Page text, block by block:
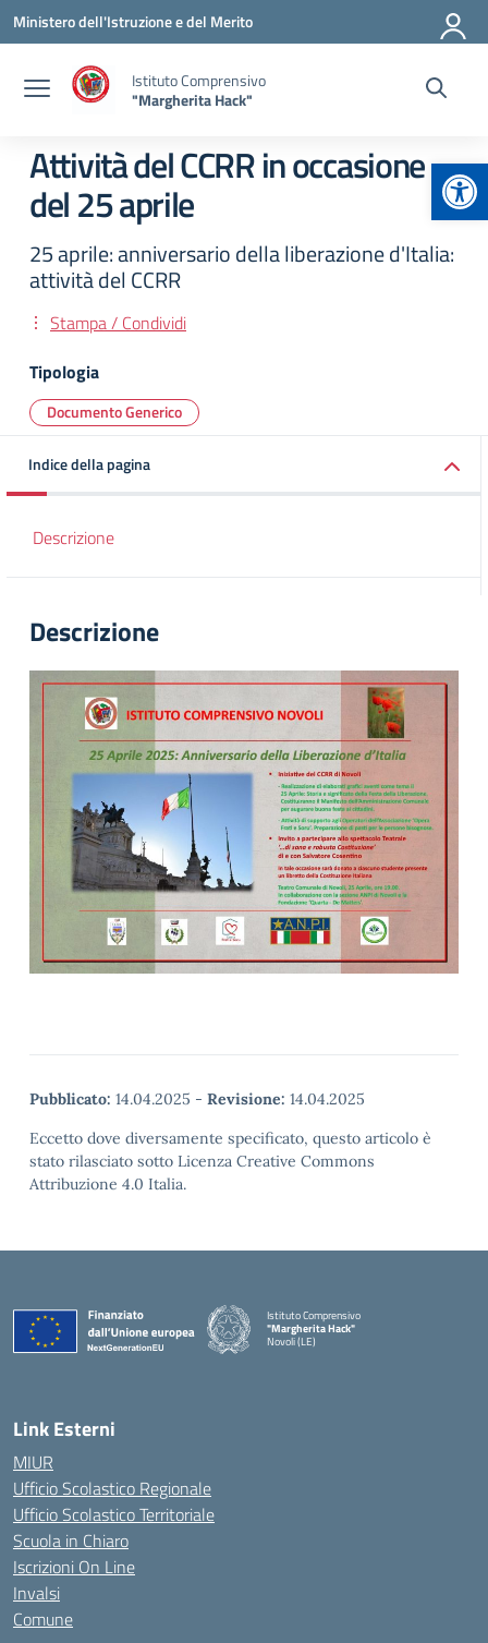
Vai ai contenuti
Vai al menu di navigazione
Vai al footer
Ministero dell'Istruzione e del Merito
Istituto Comprensivo
"Margherita Hack"
Attività del CCRR in occasione
del 25 aprile
25 aprile: anniversario della liberazione d'Italia:
attività del CCRR
Stampa / Condividi
Tipologia
Documento Generico
Indice della pagina
Descrizione
Descrizione
Pubblicato: 14.04.2025 - Revisione: 14.04.2025
Eccetto dove diversamente specificato, questo articolo è
stato rilasciato sotto Licenza Creative Commons
Attribuzione 4.0 Italia.
Istituto Comprensivo
"Margherita Hack"
Novoli (LE)
Link Esterni
MIUR
Ufficio Scolastico Regionale
Ufficio Scolastico Territoriale
Scuola in Chiaro
Iscrizioni On Line
Invalsi
Comune